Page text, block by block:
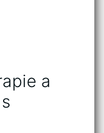
a